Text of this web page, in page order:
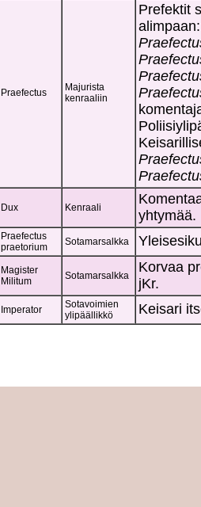
Praefectus
Majurista
kenraaliin
Prefektit
alimpaan:
Dux Kenraali
yhtymää.
Praefectus
praetorium
Sotamarsalkka
Magister
Militum
Sotamarsalkka
Korvaa
jKr.
Imperator
Sotavoimien
ylipäällikkö
Keisari